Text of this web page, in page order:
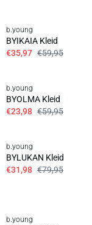
b.young
BYIKAIA Kleid
€35,97 €59,95
b.young
BYOLMA Kleid
€23,98 €59,95
b.young
BYLUKAN Kleid
€31,98 €79,95
b.young